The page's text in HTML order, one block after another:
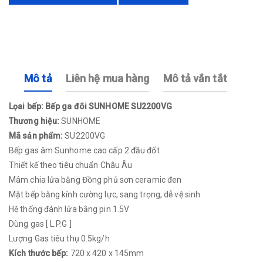
Mô tả Liên hệ mua hàng Mô tả vắn tắt
Lọai bếp: Bếp ga đôi SUNHOME SU2200VG
Thương hiệu: SUNHOME
Mã sản phẩm: SU2200VG
Bếp gas âm Sunhome cao cấp 2 đầu đốt
Thiết kế theo tiêu chuẩn Châu Âu
Mâm chia lửa bằng Đồng phủ sơn ceramic đen
Mặt bếp bằng kính cường lực, sang trọng, dễ vệ sinh
Hệ thống đánh lửa bằng pin 1.5V
Dùng gas [ L.P.G ]
Lượng Gas tiêu thụ 0.5kg/h
Kích thước bếp: 720 x 420 x 145mm